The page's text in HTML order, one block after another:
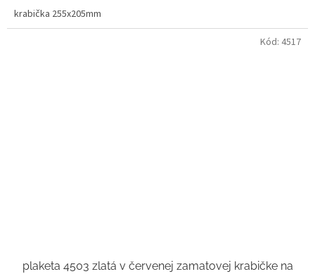
krabička 255x205mm
plaketa 4503 zlatá v červenej zamatovej krabičke na
Kód: 4517